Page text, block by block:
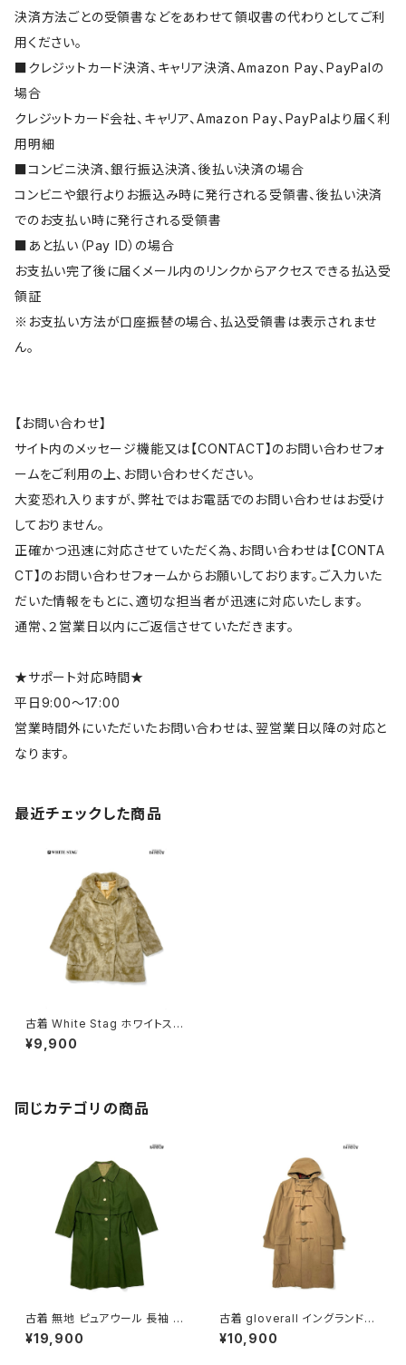
決済方法ごとの受領書などをあわせて領収書の代わりとしてご利
用ください。
■クレジットカード決済、キャリア決済、Amazon Pay、PayPalの
場合
クレジットカード会社、キャリア、Amazon Pay、PayPalより届く利
用明細
■コンビニ決済、銀行振込決済、後払い決済の場合
コンビニや銀行よりお振込み時に発行される受領書、後払い決済
でのお支払い時に発行される受領書
■あと払い（Pay ID）の場合
お支払い完了後に届くメール内のリンクからアクセスできる払込受
領証
※お支払い方法が口座振替の場合、払込受領書は表示されませ
ん。
【お問い合わせ】
サイト内のメッセージ機能又は【CONTACT】のお問い合わせフォ
ームをご利用の上、お問い合わせください。
大変恐れ入りますが、弊社ではお電話でのお問い合わせはお受け
しておりません。
正確かつ迅速に対応させていただく為、お問い合わせは【CONTA
CT】のお問い合わせフォームからお願いしております。ご入力いた
だいた情報をもとに、適切な担当者が迅速に対応いたします。
通常、２営業日以内にご返信させていただきます。
★サポート対応時間★
平日9:00～17:00
営業時間外にいただいたお問い合わせは、翌営業日以降の対応と
なります。
最近チェックした商品
古着 White Stag ホワイトスタ
ッグ 前開き 無地 フェイクファー
長袖 アウター ヘビーコート ベ
¥9,900
同じカテゴリの商品
古着 無地 ピュアウール 長袖 ア
ウター ヘビーコート モスグリー
ン (ttu2510252)
¥19,900
古着 gloverall イングランド製
前開き 無地 ウール 長袖 アウタ
ー ダッフルコート ヘビーコート
¥10,900